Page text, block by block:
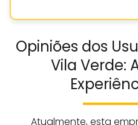
Opiniões dos
Vila Verde:
Atualmente, esta